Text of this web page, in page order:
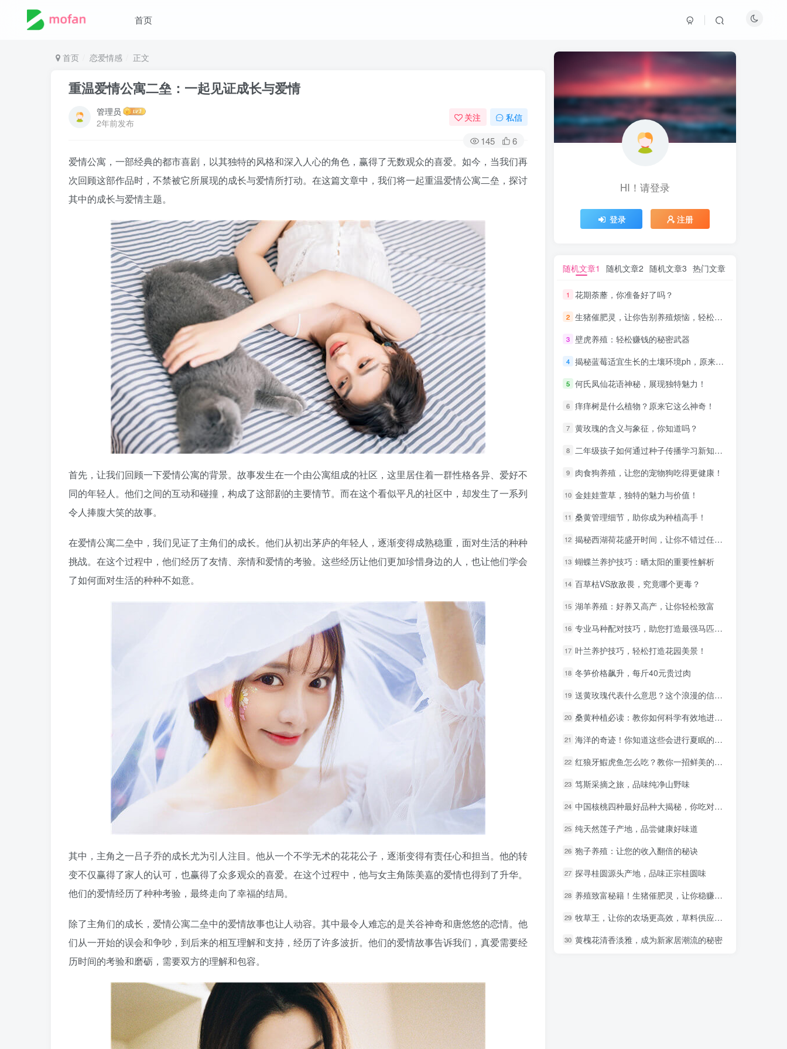
首页
首页 恋爱情感 正文
重温爱情公寓二垒：一起见证成长与爱情
管理员
2年前发布
关注 私信
145 6
爱情公寓，一部经典的都市喜剧，以其独特的风格和深入人心的角色，赢得了无数观众的喜爱。如今，当我们再
次回顾这部作品时，不禁被它所展现的成长与爱情所打动。在这篇文章中，我们将一起重温爱情公寓二垒，探讨
其中的成长与爱情主题。
首先，让我们回顾一下爱情公寓的背景。故事发生在一个由公寓组成的社区，这里居住着一群性格各异、爱好不
同的年轻人。他们之间的互动和碰撞，构成了这部剧的主要情节。而在这个看似平凡的社区中，却发生了一系列
令人捧腹大笑的故事。
在爱情公寓二垒中，我们见证了主角们的成长。他们从初出茅庐的年轻人，逐渐变得成熟稳重，面对生活的种种
挑战。在这个过程中，他们经历了友情、亲情和爱情的考验。这些经历让他们更加珍惜身边的人，也让他们学会
了如何面对生活的种种不如意。
其中，主角之一吕子乔的成长尤为引人注目。他从一个不学无术的花花公子，逐渐变得有责任心和担当。他的转
变不仅赢得了家人的认可，也赢得了众多观众的喜爱。在这个过程中，他与女主角陈美嘉的爱情也得到了升华。
他们的爱情经历了种种考验，最终走向了幸福的结局。
除了主角们的成长，爱情公寓二垒中的爱情故事也让人动容。其中最令人难忘的是关谷神奇和唐悠悠的恋情。他
们从一开始的误会和争吵，到后来的相互理解和支持，经历了许多波折。他们的爱情故事告诉我们，真爱需要经
历时间的考验和磨砺，需要双方的理解和包容。
HI！请登录
登录 注册
随机文章1 随机文章2 随机文章3 热门文章
1 花期荼蘼，你准备好了吗？
2 生猪催肥灵，让你告别养殖烦恼，轻松养猪！
3 壁虎养殖：轻松赚钱的秘密武器
4 揭秘蓝莓适宜生长的土壤环境ph，原来这么重要！
5 何氏凤仙花语神秘，展现独特魅力！
6 痒痒树是什么植物？原来它这么神奇！
7 黄玫瑰的含义与象征，你知道吗？
8 二年级孩子如何通过种子传播学习新知识，值得一看！
9 肉食狗养殖，让您的宠物狗吃得更健康！
10 金娃娃萱草，独特的魅力与价值！
11 桑黄管理细节，助你成为种植高手！
12 揭秘西湖荷花盛开时间，让你不错过任何一朵美景！
13 蝴蝶兰养护技巧：晒太阳的重要性解析
14 百草枯VS敌敌畏，究竟哪个更毒？
15 湖羊养殖：好养又高产，让你轻松致富
16 专业马种配对技巧，助您打造最强马匹组合！
17 叶兰养护技巧，轻松打造花园美景！
18 冬笋价格飙升，每斤40元贵过肉
19 送黄玫瑰代表什么意思？这个浪漫的信号不要错过！
20 桑黄种植必读：教你如何科学有效地进行桑黄管理
21 海洋的奇迹！你知道这些会进行夏眠的神奇动物吗？
22 红狼牙鰕虎鱼怎么吃？教你一招鲜美的做法
23 笃斯采摘之旅，品味纯净山野味
24 中国核桃四种最好品种大揭秘，你吃对了吗？
25 纯天然莲子产地，品尝健康好味道
26 狍子养殖：让您的收入翻倍的秘诀
27 探寻桂圆源头产地，品味正宗桂圆味
28 养殖致富秘籍！生猪催肥灵，让你稳赚不赔！
29 牧草王，让你的农场更高效，草料供应不再烦恼！
30 黄槐花清香淡雅，成为新家居潮流的秘密
HI！请登录
登录 注册
随机文章1 随机文章2 随机文章3 热门文章
1 花期荼蘼，你准备好了吗？
2 生猪催肥灵，让你告别养殖烦恼，轻松养猪！
3 壁虎养殖：轻松赚钱的秘密武器
4 揭秘蓝莓适宜生长的土壤环境ph，原来这么重要！
5 何氏凤仙花语神秘，展现独特魅力！
6 痒痒树是什么植物？原来它这么神奇！
7 黄玫瑰的含义与象征，你知道吗？
8 二年级孩子如何通过种子传播学习新知识，值得一看！
9 肉食狗养殖，让您的宠物狗吃得更健康！
10 金娃娃萱草，独特的魅力与价值！
11 桑黄管理细节，助你成为种植高手！
12 揭秘西湖荷花盛开时间，让你不错过任何一朵美景！
13 蝴蝶兰养护技巧：晒太阳的重要性解析
14 百草枯VS敌敌畏，究竟哪个更毒？
15 湖羊养殖：好养又高产，让你轻松致富
16 专业马种配对技巧，助您打造最强马匹组合！
17 叶兰养护技巧，轻松打造花园美景！
18 冬笋价格飙升，每斤40元贵过肉
19 送黄玫瑰代表什么意思？这个浪漫的信号不要错过！
20 桑黄种植必读：教你如何科学有效地进行桑黄管理
21 海洋的奇迹！你知道这些会进行夏眠的神奇动物吗？
22 红狼牙鰕虎鱼怎么吃？教你一招鲜美的做法
23 笃斯采摘之旅，品味纯净山野味
24 中国核桃四种最好品种大揭秘，你吃对了吗？
25 纯天然莲子产地，品尝健康好味道
26 狍子养殖：让您的收入翻倍的秘诀
27 探寻桂圆源头产地，品味正宗桂圆味
28 养殖致富秘籍！生猪催肥灵，让你稳赚不赔！
29 牧草王，让你的农场更高效，草料供应不再烦恼！
30 黄槐花清香淡雅，成为新家居潮流的秘密